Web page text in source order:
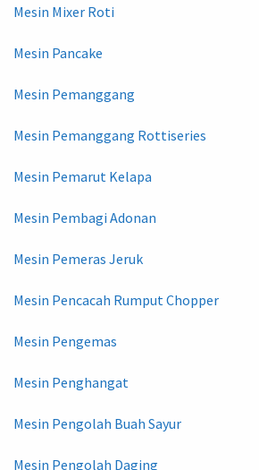
Mesin Mixer Roti
Mesin Pancake
Mesin Pemanggang
Mesin Pemanggang Rottiseries
Mesin Pemarut Kelapa
Mesin Pembagi Adonan
Mesin Pemeras Jeruk
Mesin Pencacah Rumput Chopper
Mesin Pengemas
Mesin Penghangat
Mesin Pengolah Buah Sayur
Mesin Pengolah Daging